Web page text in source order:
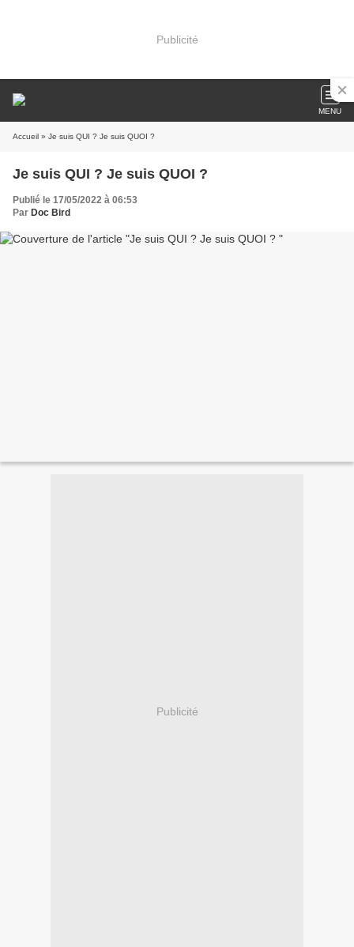
Publicité
MENU
Accueil » Je suis QUI ? Je suis QUOI ?
Je suis QUI ? Je suis QUOI ?
Publié le 17/05/2022 à 06:53
Par Doc Bird
Publicité